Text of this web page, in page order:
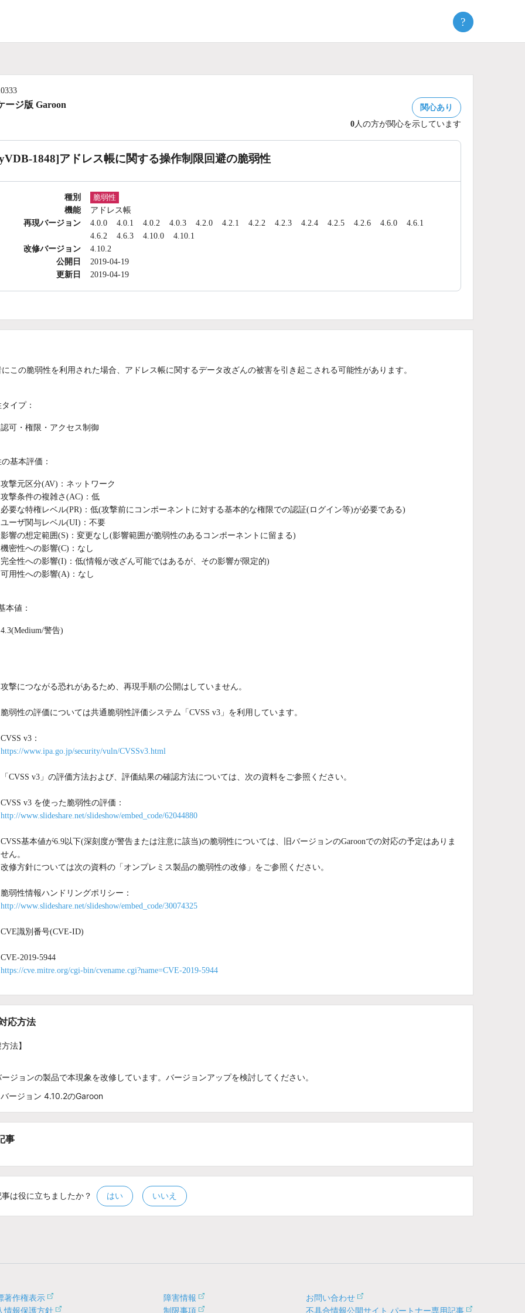
?
ージ版 Garoon
関心あり
0人の方が関心を示しています
1848]アドレス帳に関する操作制限回避の脆弱性
種別 脆弱性
機能
アドレス帳
再現バージョン
4.0.0 4.0.1 4.0.2 4.0.3 4.2.0 4.2.1 4.2.2 4.2.3 4.2.4 4.2.5 4.2.6 4.6.0
4.6.1
4.6.2
4.6.3 4.10.0
4.10.1
改修バージョン
4.10.2
公開日
2019-04-19
更新日
2019-04-19
この脆弱性を利用された場合、アドレス帳に関するデータ改ざんの被害を引き起こされる可能性があります。
イプ：
認可・権限・アクセス制御
基本評価：
攻撃元区分(AV)：ネットワーク
攻撃条件の複雑さ(AC)：低
必要な特権レベル(PR)：低(攻撃前にコンポーネントに対する基本的な権限での認証(ログイン等)が必要である)
ユーザ関与レベル(UI)：不要
影響の想定範囲(S)：変更なし(影響範囲が脆弱性のあるコンポーネントに留まる)
機密性への影響(C)：なし
完全性への影響(I)：低(情報が改ざん可能ではあるが、その影響が限定的)
可用性への影響(A)：なし
本値：
4.3(Medium/警告)
攻撃につながる恐れがあるため、再現手順の公開はしていません。
脆弱性の評価については共通脆弱性評価システム「CVSS v3」を利用しています。
CVSS v3：
https://www.ipa.go.jp/security/vuln/CVSSv3.html
「CVSS v3」の評価方法および、評価結果の確認方法については、次の資料をご参照ください。
CVSS v3 を使った脆弱性の評価：
http://www.slideshare.net/slideshow/embed_code/62044880
CVSS基本値が6.9以下(深刻度が警告または注意に該当)の脆弱性については、旧バージョンのGaroonでの対応の予定はありま
せん。
改修方針については次の資料の「オンプレミス製品の脆弱性の改修」をご参照ください。
脆弱性情報ハンドリングポリシー：
http://www.slideshare.net/slideshow/embed_code/30074325
CVE識別番号(CVE-ID)
CVE-2019-5944
https://cve.mitre.org/cgi-bin/cvename.cgi?name=CVE-2019-5944
応方法
法】
ジョンの製品で本現象を改修しています。バージョンアップを検討してください。
バージョン 4.10.2のGaroon
事
事は役に立ちましたか？ はい いいえ
著作権表示
情報保護方針
障害情報
制限事項
お問い合わせ
不具合情報公開サイト パートナー専用記事